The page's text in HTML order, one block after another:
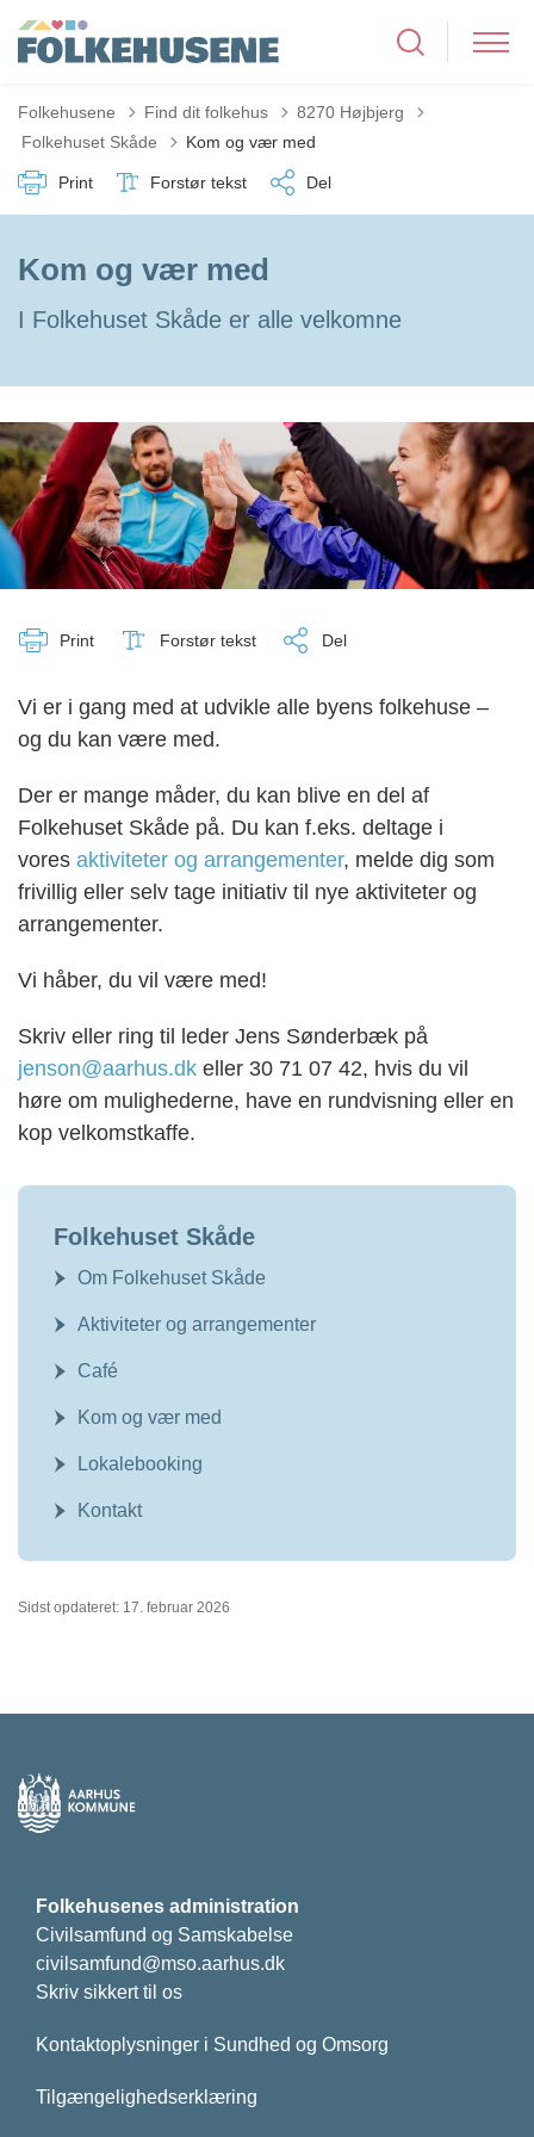
Folkehusene Find dit folkehus
8270 Højbjerg
Tilbage til
Folkehuset Skåde Kom og vær med
Print Forstør tekst Del
Kom og vær med
I Folkehuset Skåde er alle velkomne
Print Forstør tekst Del
Vi er i gang med at udvikle alle byens folkehuse –
og du kan være med.
Der er mange måder, du kan blive en del af
Folkehuset Skåde på. Du kan f.eks. deltage i
vores aktiviteter og arrangementer, melde dig som
frivillig eller selv tage initiativ til nye aktiviteter og
arrangementer.
Vi håber, du vil være med!
Skriv eller ring til leder Jens Sønderbæk på
jenson@aarhus.dk eller 30 71 07 42, hvis du vil
høre om mulighederne, have en rundvisning eller en
kop velkomstkaffe.
Folkehuset Skåde
Om Folkehuset Skåde
Aktiviteter og arrangementer
Café
Kom og vær med
Lokalebooking
Kontakt
Sidst opdateret: 17. februar 2026
Folkehusenes administration
Civilsamfund og Samskabelse
civilsamfund@mso.aarhus.dk
Skriv sikkert til os
Kontaktoplysninger i Sundhed og Omsorg
Tilgængelighedserklæring